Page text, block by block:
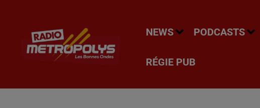
NEWS PODCASTS
RÉGIE PUB